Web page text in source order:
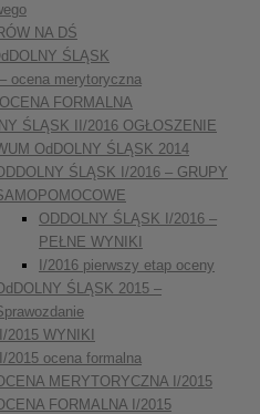
NA DŚ
ŚLĄSK
– ocena merytoryczna
OCENA FORMALNA
ŚLĄSK II/2016 OGŁOSZENIE
OdDOLNY ŚLĄSK 2014
ŚLĄSK I/2016 – GRUPY
ODDOLNY ŚLĄSK I/2016 –
PEŁNE WYNIKI
I/2016 pierwszy etap oceny
ŚLĄSK 2015 –
II/2015 WYNIKI
II/2015 ocena formalna
MERYTORYCZNA I/2015
FORMALNA I/2015